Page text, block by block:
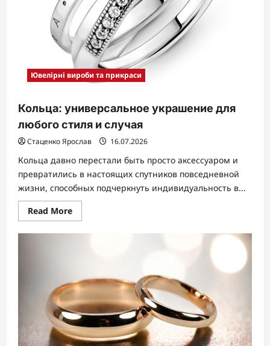
Ювелірні вироби та прикраси
Кольца: универсальное украшение для
любого стиля и случая
Стаценко Ярослав 16.07.2026
Кольца давно перестали быть просто аксессуаром и
превратились в настоящих спутников повседневной
жизни, способных подчеркнуть индивидуальность в...
Read MoreRead
more
Кольца:
стиля
и
случая